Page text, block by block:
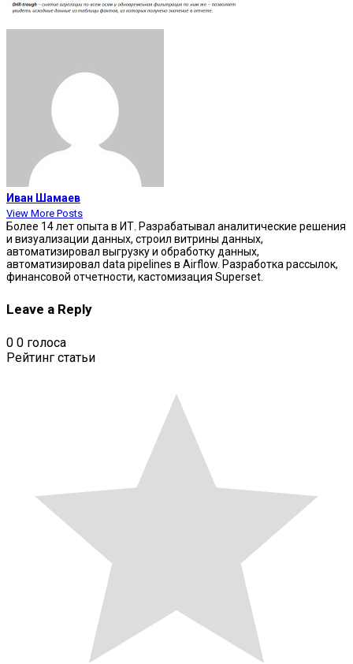
Иван Шамаев
View More Posts
Более 14 лет опыта в ИТ. Разрабатывал аналитические решения
и визуализации данных, строил витрины данных,
автоматизировал выгрузку и обработку данных,
автоматизировал data pipelines в Airflow. Разработка рассылок,
финансовой отчетности, кастомизация Superset.
Leave a Reply
0 0 голоса
Рейтинг статьи